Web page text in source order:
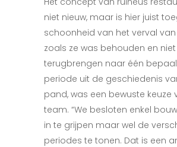
niet nieuw, maar is hier juist
schoonheid van het verval
zoals ze was behouden en niet
terugbrengen naar één
periode uit de geschiedenis
pand, was een bewuste keuze
team. “We besloten enkel
in te grijpen maar wel de
periodes te tonen. Dat is een